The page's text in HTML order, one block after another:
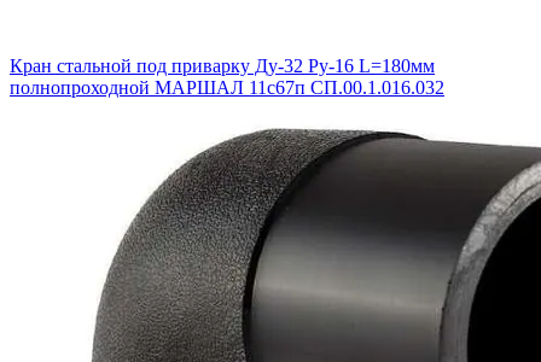
Кран стальной под приварку Ду-32 Ру-16 L=180мм
полнопроходной МАРШАЛ 11с67п СП.00.1.016.032